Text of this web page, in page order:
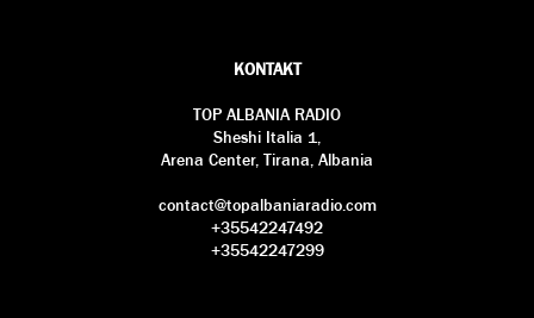
KONTAKT
TOP ALBANIA RADIO
Sheshi Italia 1,
Arena Center, Tirana, Albania
contact@topalbaniaradio.com
+35542247492
+35542247299